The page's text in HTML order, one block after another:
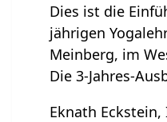
Dies ist die
jährigen
Meinberg, im
Die 3-Jahres-
Eknath Eckstein,